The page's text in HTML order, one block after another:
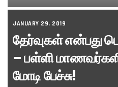
JANUARY 29, 2019
தேர்வுகள் என்பது
– பள்ளி
மோடி பேச்சு!